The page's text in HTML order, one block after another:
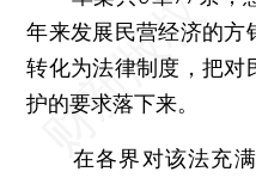
年来发展民营经济的方
转化为法律制度，把对
护的要求落下来。
在各界对该法充满